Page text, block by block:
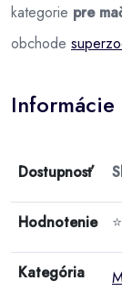
kategorie pre
obchode
Dostupnosť
Hodnotenie
Kategória